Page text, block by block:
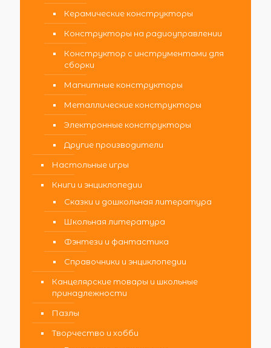
Керамические конструкторы
Конструкторы на радиоуправлении
Конструктор с инструментами для
сборки
Магнитные конструкторы
Металлические конструкторы
Электронные конструкторы
Другие производители
Настольные игры
Книги и энциклопедии
Сказки и дошкольная литература
Школьная литература
Фэнтези и фантастика
Справочники и энциклопедии
Канцелярские товары и школьные
принадлежности
Пазлы
Творчество и хобби